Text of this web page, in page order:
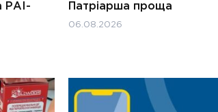
РАІ-
Патріарша проща
06.08.2026